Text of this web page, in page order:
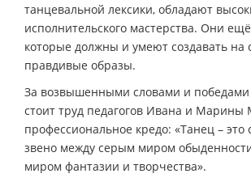
танцевальной лексики, обладают
исполнительского мастерства. Они
которые должны и умеют создавать на
правдивые образы.
За возвышенными словами и победами
стоит труд педагогов Ивана и
профессиональное кредо: «Танец –
звено между серым миром
миром фантазии и творчества».